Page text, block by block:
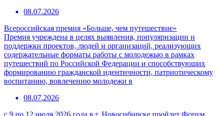
08.07.2026
Всероссийская премия «Больше, чем путешествие»
Премия учреждена в целях выявления, популяризации и
поддержки проектов, людей и организаций, реализующих
содержательные форматы работы с молодежью в рамках
путешествий по Российской Федерации и способствующих
формированию гражданской идентичности, патриотическому
воспитанию, вовлечению молодежи в
08.07.2026